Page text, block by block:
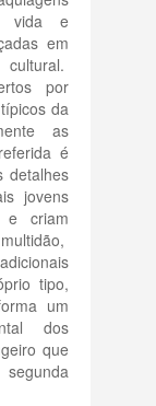
vida e
em
por
da
as
é
detalhes
jovens
e criam
tipo,
um
dos
que